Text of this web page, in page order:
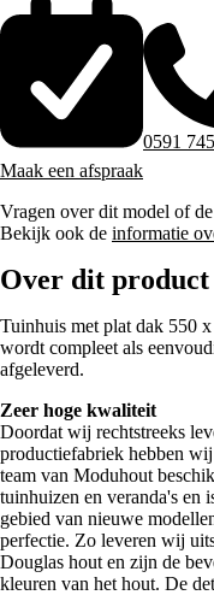
Maak een afspraak
0591
Vragen over dit model of
Bekijk ook de informatie
Over dit product
Tuinhuis met plat dak 550
wordt compleet als
afgeleverd.
Zeer hoge kwaliteit
Doordat wij rechtstreeks
productiefabriek hebben
team van Moduhout
tuinhuizen en veranda's en
gebied van nieuwe
perfectie. Zo leveren wij
Douglas hout en zijn de
kleuren van het hout. De